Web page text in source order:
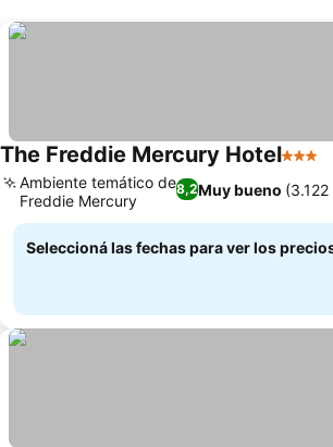
The Freddie Mercury Hotel3
8,2Muy bueno
Ambiente temático de
Freddie Mercury
Seleccioná las fechas para ver los